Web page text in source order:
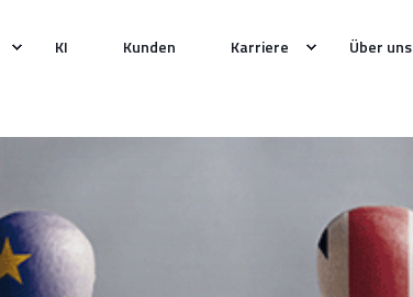
KI Kunden Karriere Über uns